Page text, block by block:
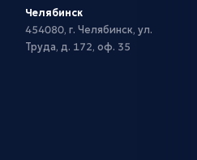
Челябинск
454080, г. Челябинск, ул.
Труда, д. 172, оф. 35